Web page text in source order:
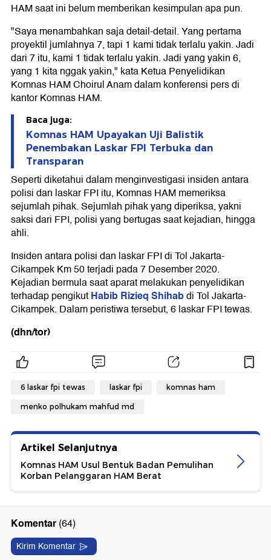
HAM saat ini belum memberikan kesimpulan apa pun.
"Saya menambahkan saja detail-detail. Yang pertama
proyektil jumlahnya 7, tapi 1 kami tidak terlalu yakin. Jadi
dari 7 itu, kami 1 tidak terlalu yakin. Jadi yang yakin 6,
yang 1 kita nggak yakin," kata Ketua Penyelidikan
Komnas HAM Choirul Anam dalam konferensi pers di
kantor Komnas HAM.
Baca juga:
Komnas HAM Upayakan Uji Balistik
Penembakan Laskar FPI Terbuka dan
Transparan
Seperti diketahui dalam menginvestigasi insiden antara
polisi dan laskar FPI itu, Komnas HAM memeriksa
sejumlah pihak. Sejumlah pihak yang diperiksa, yakni
saksi dari FPI, polisi yang bertugas saat kejadian, hingga
ahli.
Insiden antara polisi dan laskar FPI di Tol Jakarta-
Cikampek Km 50 terjadi pada 7 Desember 2020.
Kejadian bermula saat aparat melakukan penyelidikan
terhadap pengikutHabib Rizieq Shihabdi Tol Jakarta-
Cikampek. Dalam peristiwa tersebut, 6 laskar FPI tewas.
(dhn/tor)
6 laskar fpi tewas laskar fpi komnas ham
menko polhukam mahfud md
Artikel Selanjutnya
Komnas HAM Usul Bentuk Badan Pemulihan
Korban Pelanggaran HAM Berat